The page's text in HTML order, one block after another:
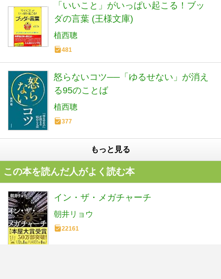
「いいこと」がいっぱい起こる！ブッ
ダの言葉 (王様文庫)
植西聰
481
怒らないコツ──「ゆるせない」が消え
る95のことば
植西聰
377
もっと見る
この本を読んだ人がよく読む本
イン・ザ・メガチャーチ
朝井リョウ
22161